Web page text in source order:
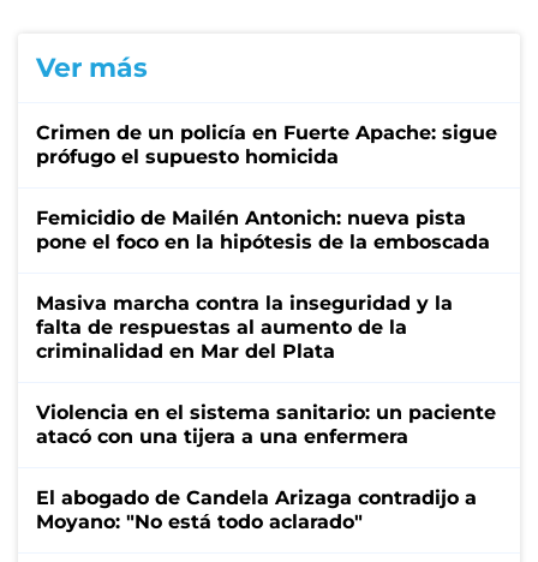
Ver más
Crimen de un policía en Fuerte Apache: sigue
prófugo el supuesto homicida
Femicidio de Mailén Antonich: nueva pista
pone el foco en la hipótesis de la emboscada
Masiva marcha contra la inseguridad y la
falta de respuestas al aumento de la
criminalidad en Mar del Plata
Violencia en el sistema sanitario: un paciente
atacó con una tijera a una enfermera
El abogado de Candela Arizaga contradijo a
Moyano: "No está todo aclarado"